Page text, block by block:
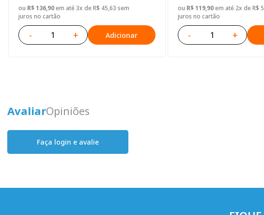
ou R$ 136,90em até 3x de R$ 45,63 sem
juros no cartão
- + Adicionar
ou R$ 119,90em até 2x de R$
juros no cartão
- +
AvaliarOpiniões
Faça login e avalie